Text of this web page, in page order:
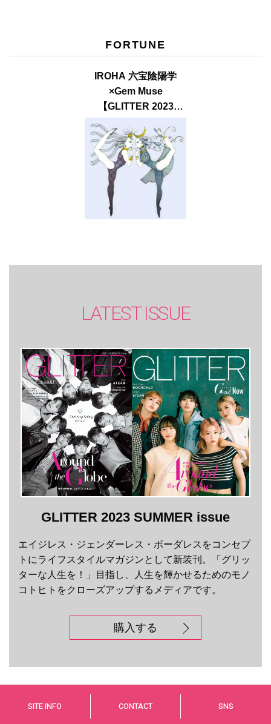
FORTUNE
IROHA 六宝陰陽学
×Gem Muse
【GLITTER 2023
SUMMER issue】
LATEST ISSUE
GLITTER 2023 SUMMER issue
エイジレス・ジェンダーレス・ボーダレスをコンセプ
トにライフスタイルマガジンとして新装刊。「グリッ
ターな人生を！」目指し、人生を輝かせるためのモノ
コトヒトをクローズアップするメディアです。
購入する
SITE INFO CONTACT SNS